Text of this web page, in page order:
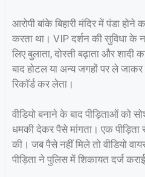
आरोपी बांके बिहारी मंदिर में पंडा होने
करता था। VIP दर्शन की सुविधा के
लिए बुलाता, दोस्ती बढ़ाता और शादी
बाद होटल या अन्य जगहों पर ले
रिकॉर्ड कर लेता।
वीडियो बनाने के बाद पीड़िताओं को
धमकी देकर पैसे मांगता। एक
की। जब पैसे नहीं मिले तो वीडियो
पीड़िता ने पुलिस में शिकायत दर्ज